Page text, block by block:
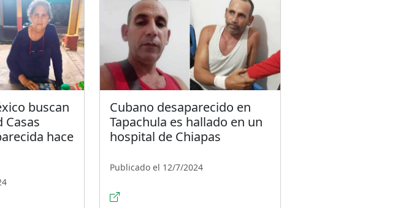
buscan
Casas
hace
Cubano desaparecido en
Tapachula es hallado en un
hospital de Chiapas
Publicado el 12/7/2024